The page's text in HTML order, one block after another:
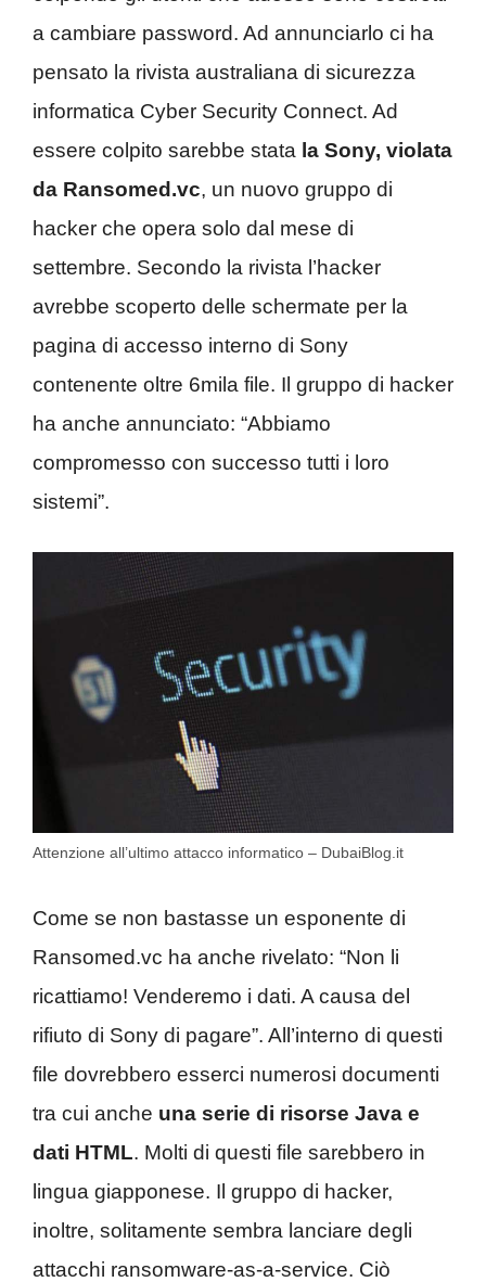
a cambiare password. Ad annunciarlo ci ha
pensato la rivista australiana di sicurezza
informatica Cyber Security Connect. Ad
essere colpito sarebbe stata la Sony, violata
da Ransomed.vc, un nuovo gruppo di
hacker che opera solo dal mese di
settembre. Secondo la rivista l’hacker
avrebbe scoperto delle schermate per la
pagina di accesso interno di Sony
contenente oltre 6mila file. Il gruppo di hacker
ha anche annunciato: “Abbiamo
compromesso con successo tutti i loro
sistemi”.
Attenzione all’ultimo attacco informatico – DubaiBlog.it
Come se non bastasse un esponente di
Ransomed.vc ha anche rivelato: “Non li
ricattiamo! Venderemo i dati. A causa del
rifiuto di Sony di pagare”. All’interno di questi
file dovrebbero esserci numerosi documenti
tra cui anche una serie di risorse Java e
dati HTML. Molti di questi file sarebbero in
lingua giapponese. Il gruppo di hacker,
inoltre, solitamente sembra lanciare degli
attacchi ransomware-as-a-service. Ciò